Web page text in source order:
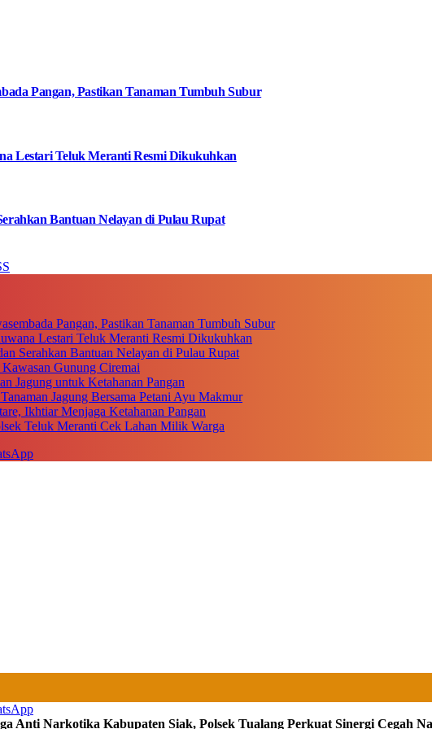
Pangan, Pastikan Tanaman Tumbuh Subur
Lestari Teluk Meranti Resmi Dikukuhkan
Bantuan Nelayan di Pulau Rupat
Pangan, Pastikan Tanaman Tumbuh Subur
Lestari Teluk Meranti Resmi Dikukuhkan
Serahkan Bantuan Nelayan di Pulau Rupat
Gunung Ciremai
Jagung untuk Ketahanan Pangan
Jagung Bersama Petani Ayu Makmur
Ikhtiar Menjaga Ketahanan Pangan
Teluk Meranti Cek Lahan Milik Warga
Anti Narkotika Kabupaten Siak, Polsek Tualang Perkuat Sinergi Cegah